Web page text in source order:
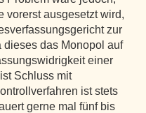
vorerst ausgesetzt wird,
zur
dieses das Monopol auf
einer
Schluss mit
ist stets
gerne mal fünf bis